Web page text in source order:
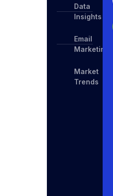
Data
Insights
Email
Marketing
Market
Trends